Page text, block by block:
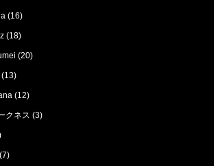
(16)
(18)
(20)
(13)
(12)
クネス (3)
(7)